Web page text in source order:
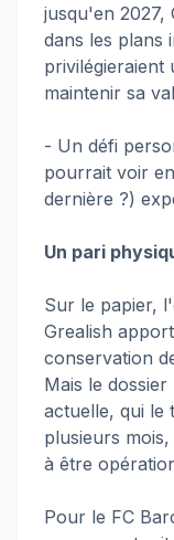
jusqu'en 2027,
dans les plans
maintenir sa
- Un défi
pourrait voir
dernière ?)
Un pari
Sur le papier,
Grealish
conservation
Mais le
actuelle, qui le
plusieurs
à être
Pour le FC